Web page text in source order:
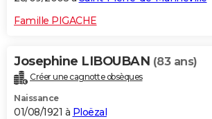
Famille PIGACHE
Josephine LIBOUBAN (83 ans)
Créer une cagnotte obsèques
Naissance
01/08/1921 à Ploëzal